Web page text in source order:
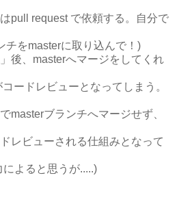
pull request で依頼する。自分で
チをmasterに取り込んで！)
後、masterへマージをしてくれ
ードレビューとなってしまう。
masterブランチへマージせず、
レビューされる仕組みとなって
よると思うが.....)